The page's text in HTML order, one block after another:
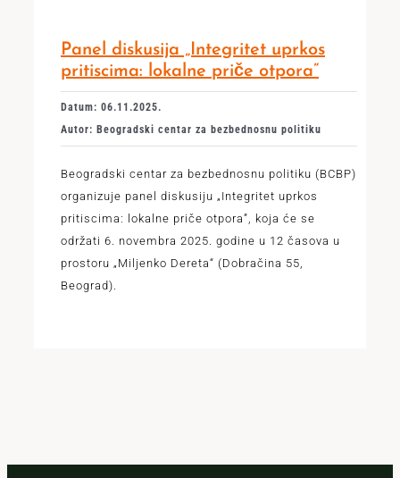
Panel diskusija „Integritet uprkos
pritiscima: lokalne priče otpora”
Datum: 06.11.2025.
Autor: Beogradski centar za bezbednosnu politiku
Beogradski centar za bezbednosnu politiku (BCBP)
organizuje panel diskusiju „Integritet uprkos
pritiscima: lokalne priče otpora”, koja će se
održati 6. novembra 2025. godine u 12 časova u
prostoru „Miljenko Dereta“ (Dobračina 55,
Beograd).